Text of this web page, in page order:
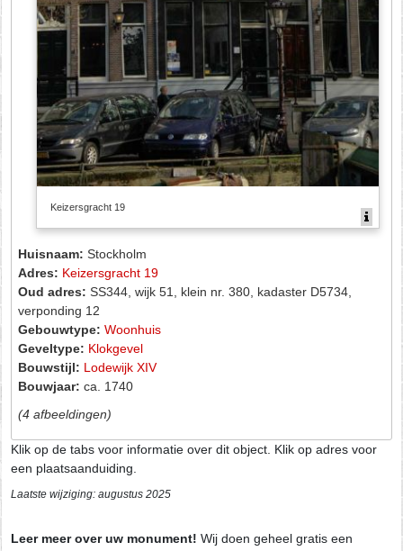
Keizersgracht 19
Huisnaam: Stockholm
Adres: Keizersgracht 19
Oud adres: SS344, wijk 51, klein nr. 380, kadaster D5734,
verponding 12
Gebouwtype: Woonhuis
Geveltype: Klokgevel
Bouwstijl: Lodewijk XIV
Bouwjaar: ca. 1740
(4 afbeeldingen)
Klik op de tabs voor informatie over dit object. Klik op adres voor
een plaatsaanduiding.
Laatste wijziging: augustus 2025
Leer meer over uw monument! Wij doen geheel gratis een